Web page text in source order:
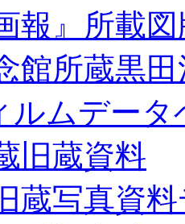
報』所載
館所蔵黒
ルムデータ
旧蔵資料
蔵写真資